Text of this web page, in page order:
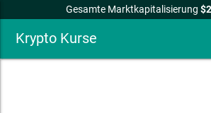
Gesamte Marktkapitalisierung
Krypto Kurse